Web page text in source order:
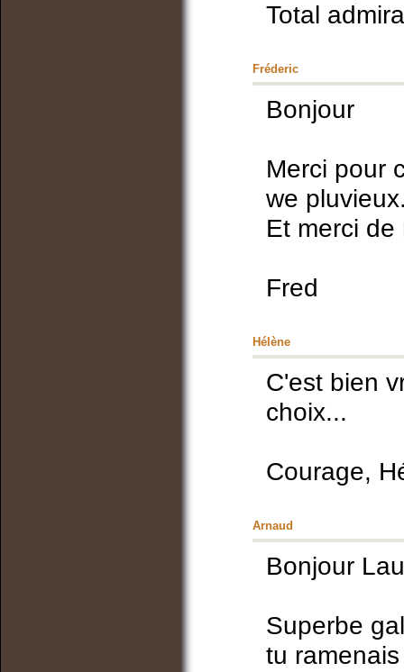
Total
Fréderic
Bonjour
Merci pour
we
Et merci
Fred
Hélène
C'est bien
choix...
Courage,
Arnaud
Bonjour
Superbe
tu